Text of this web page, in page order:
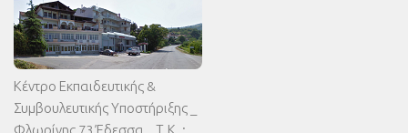
Κέντρο Εκπαιδευτικής &
Συμβουλευτικής Υποστήριξης _